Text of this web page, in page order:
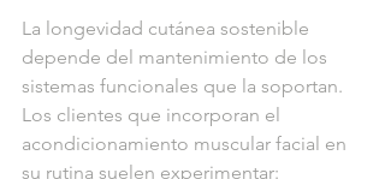
La longevidad cutánea sostenible
depende del mantenimiento de los
sistemas funcionales que la soportan.
Los clientes que incorporan el
acondicionamiento muscular facial en
su rutina suelen experimentar: